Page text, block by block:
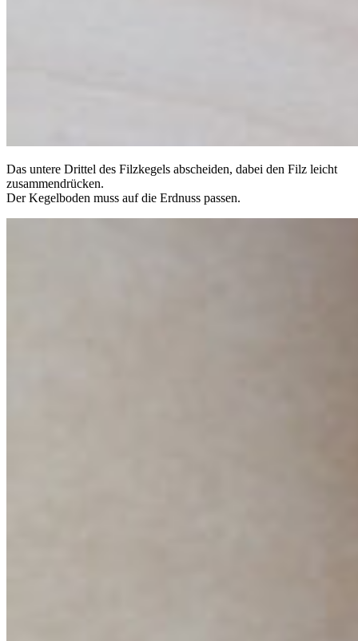
Das untere Drittel des Filzkegels abscheiden, dabei den Filz leicht
zusammendrücken.
Der Kegelboden muss auf die Erdnuss passen.